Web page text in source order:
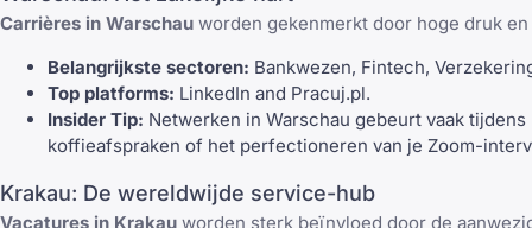
Carrières in Warschau worden gekenmerkt door hoge druk
Belangrijkste sectoren: Bankwezen, Fintech,
Top platforms: LinkedIn and Pracuj.pl.
Insider Tip: Netwerken in Warschau gebeurt vaak
koffieafspraken of het perfectioneren van je Zoom-
Krakau: De wereldwijde service-hub
Vacatures in Krakau worden sterk beïnvloed door de